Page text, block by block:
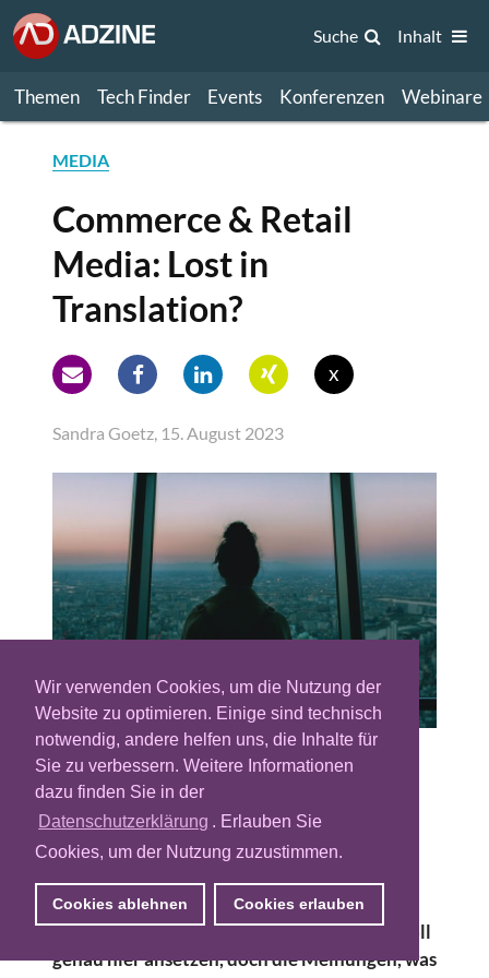
Wir verwenden Cookies, um die Nutzung der
Website zu optimieren. Einige sind technisch
notwendig, andere helfen uns, die Inhalte für
Sie zu verbessern. Weitere Informationen
dazu finden Sie in der
Datenschutzerklärung . Erlauben Sie
Cookies, um der Nutzung zuzustimmen.
Cookies ablehnen Cookies erlauben
Themen Tech Finder Events Konferenzen Webinare
Suche Inhalt
MEDIA
Commerce & Retail
Media: Lost in
Translation?
x
Sandra Goetz, 15. August 2023
Abgesehen von CTV wird keine
Werbedisziplin derzeit so gehypt wie Retail
Media. Das Leitmotiv "mehr mit weniger
erreichen" trägt dazu bei, dass der
Leistungsgedanke und der Wunsch nach
höchstmöglicher Relevanz für
Werbetreibende zunehmen. Retail Media soll
genau hier ansetzen, doch die Meinungen, was